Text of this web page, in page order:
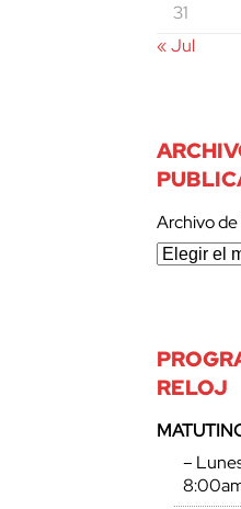
31
« Jul
Archivo
RELOJ
–